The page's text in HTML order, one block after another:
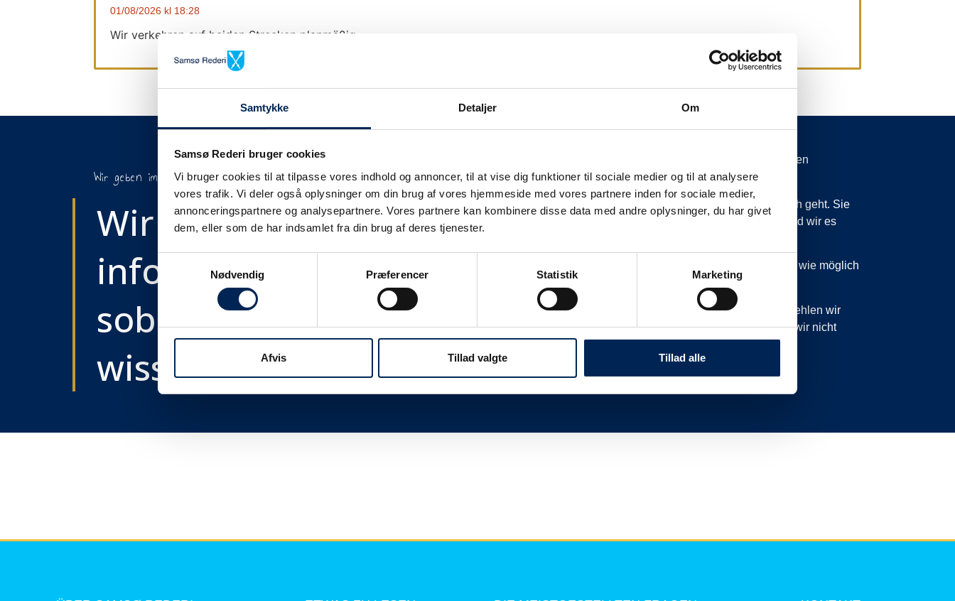
Samtykke Detaljer Om
Samsø Rederi bruger cookies
Vi bruger cookies til at tilpasse vores indhold og annoncer, til at vise dig funktioner til sociale medier og til at analysere
vores trafik. Vi deler også oplysninger om din brug af vores hjemmeside med vores partnere inden for sociale medier,
annonceringspartnere og analysepartnere. Vores partnere kan kombinere disse data med andre oplysninger, du har givet
dem, eller som de har indsamlet fra din brug af deres tjenester.
Nødvendig
Præferencer Statistik Marketing
Afvis Tillad valgte Tillad alle
01/08/2026 18:28
Wir verkehren auf beiden Strecken planmäßig.
Wir geben immer Bescheid
Wir werden Sie
informieren,
sobald wir etwas
wissen....
Unsere Verkehrsinformation wir nur bei Verspätungen von mehr als 15 Minuten
upgedatet.
Wir legen großen Wert darauf, unsere Kunden wissen zu lassen, was vor sich geht. Sie
können also sicher sein: Wenn wir sagen, dass wir planmäßig sind, dann sind wir es
Sobald wir wissen, dass wir nicht planmäßig sind, werden wir Sie so schnell wie möglich
informieren.
Wir sind immer sehr beschäftigt, wenn wir nicht planmäßig sind. Daher empfehlen wir
Ihnen, dieser Seite zu folgen und uns nicht anzurufen oder zu schreiben, da wir nicht
mehr zu sagen haben, als Sie hier lesen können.